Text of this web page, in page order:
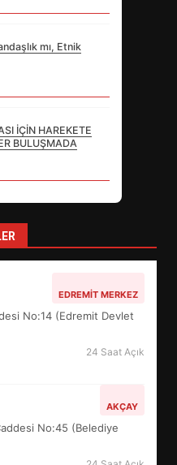
mı, Etnik
İÇİN HAREKETE
BULUŞMADA
EDREMIT MERKEZ
No:14 (Edremit Devlet
24 Saat Açık
AKÇAY
No:45 (Belediye
NE
SÜRE
DEĞİŞTİ?
KAYITLARI NEYİ